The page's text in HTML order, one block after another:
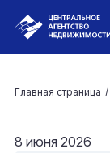
Главная страница /
8 июня 2026